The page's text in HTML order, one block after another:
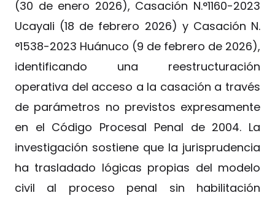
(30 de enero 2026), Casación N.°1160-2023
Ucayali (18 de febrero 2026) y Casación N.
°1538-2023 Huánuco (9 de febrero de 2026),
identificando una reestructuración
operativa del acceso a la casación a través
de parámetros no previstos expresamente
en el Código Procesal Penal de 2004. La
investigación sostiene que la jurisprudencia
ha trasladado lógicas propias del modelo
civil al proceso penal sin habilitación